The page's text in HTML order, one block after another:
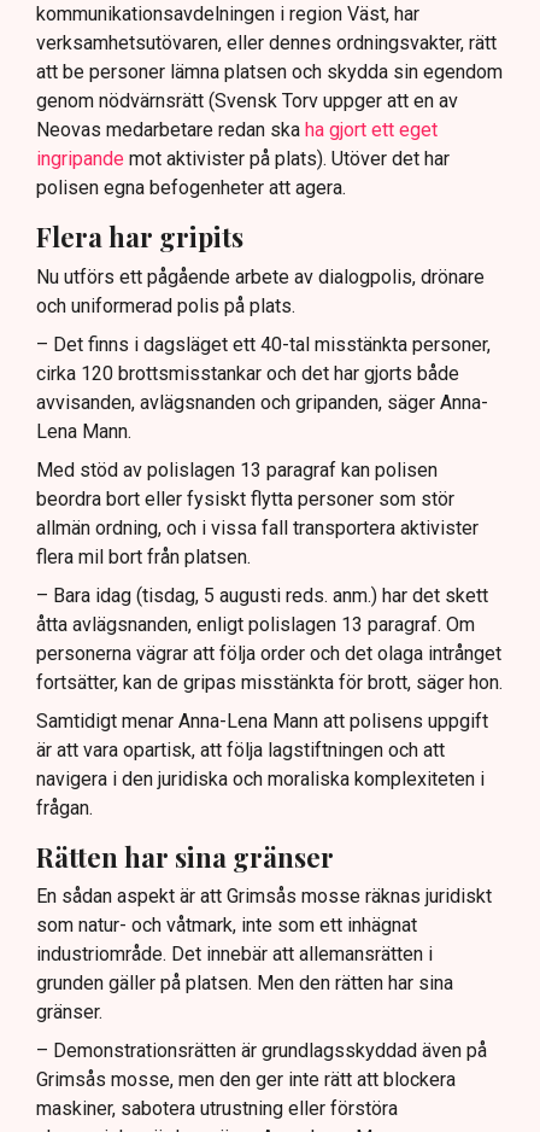
kommunikationsavdelningen i region Väst, har
verksamhetsutövaren, eller dennes ordningsvakter, rätt
att be personer lämna platsen och skydda sin egendom
genom nödvärnsrätt (Svensk Torv uppger att en av
Neovas medarbetare redan ska ha gjort ett eget
ingripande mot aktivister på plats). Utöver det har
polisen egna befogenheter att agera.
Flera har gripits
Nu utförs ett pågående arbete av dialogpolis, drönare
och uniformerad polis på plats.
– Det finns i dagsläget ett 40-tal misstänkta personer,
cirka 120 brottsmisstankar och det har gjorts både
avvisanden, avlägsnanden och gripanden, säger Anna-
Lena Mann.
Med stöd av polislagen 13 paragraf kan polisen
beordra bort eller fysiskt flytta personer som stör
allmän ordning, och i vissa fall transportera aktivister
flera mil bort från platsen.
– Bara idag (tisdag, 5 augusti reds. anm.) har det skett
åtta avlägsnanden, enligt polislagen 13 paragraf. Om
personerna vägrar att följa order och det olaga intrånget
fortsätter, kan de gripas misstänkta för brott, säger hon.
Samtidigt menar Anna-Lena Mann att polisens uppgift
är att vara opartisk, att följa lagstiftningen och att
navigera i den juridiska och moraliska komplexiteten i
frågan.
Rätten har sina gränser
En sådan aspekt är att Grimsås mosse räknas juridiskt
som natur- och våtmark, inte som ett inhägnat
industriområde. Det innebär att allemansrätten i
grunden gäller på platsen. Men den rätten har sina
gränser.
– Demonstrationsrätten är grundlagsskyddad även på
Grimsås mosse, men den ger inte rätt att blockera
maskiner, sabotera utrustning eller förstöra